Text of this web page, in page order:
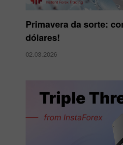
Primavera da sorte:
dólares!
02.03.2026